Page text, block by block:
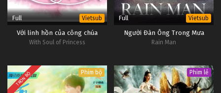
Full Vietsub
Với linh hồn của công chúa
With Soul of Princess
Full Vietsub
Người Đàn Ông Trong Mưa
Rain Man
TRỌN BỘ Phim bộ Phim lẻ